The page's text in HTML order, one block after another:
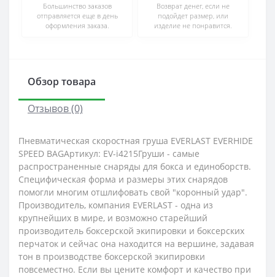
Большинство заказов
отправляется еще в день
оформления заказа.
Возврат денег, если не
подойдет размер, или
изделие не понравится.
Обзор товара
Отзывов (0)
Пневматическая скоростная груша EVERLAST EVERHIDE
SPEED BAGАртикул: EV-i4215Груши - самые
распространенные снаряды для бокса и единоборств.
Специфическая форма и размеры этих снарядов
помогли многим отшлифовать свой "коронный удар".
Производитель, компания EVERLAST - одна из
крупнейших в мире, и возможно старейший
производитель боксерской экипировки и боксерских
перчаток и сейчас она находится на вершине, задавая
тон в производстве боксерской экипировки
повсеместно. Если вы цените комфорт и качество при